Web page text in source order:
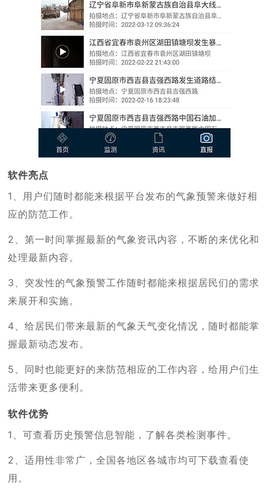
软件亮点
1、用户们随时都能来根据平台发布的气象预警来做好相
应的防范工作。
2、第一时间掌握最新的气象资讯内容，不断的来优化和
处理最新内容。
3、突发性的气象预警工作随时都能来根据居民们的需求
来展开和实施。
4、给居民们带来最新的气象天气变化情况，随时都能掌
握最新动态发布。
5、同时也能更好的来防范相应的工作内容，给用户们生
活带来更多便利。
软件优势
1、可查看历史预警信息智能，了解各类检测事件。
2、适用性非常广，全国各地区各城市均可下载查看使
用。